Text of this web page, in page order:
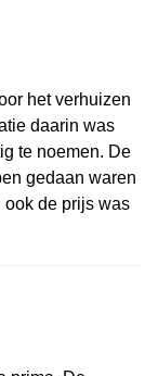
het verhuizen
daarin was
te noemen. De
gedaan waren
ook de prijs was